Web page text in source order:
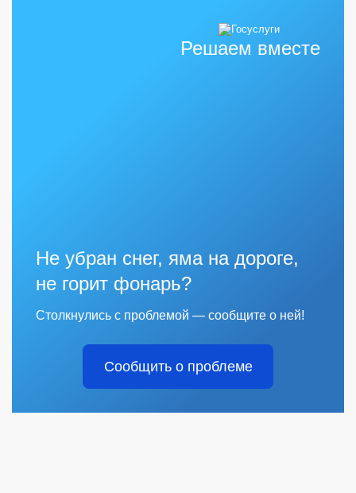
Решаем вместе
Не убран снег, яма на дороге,
не горит фонарь?
Столкнулись с проблемой — сообщите о ней!
Сообщить о проблеме